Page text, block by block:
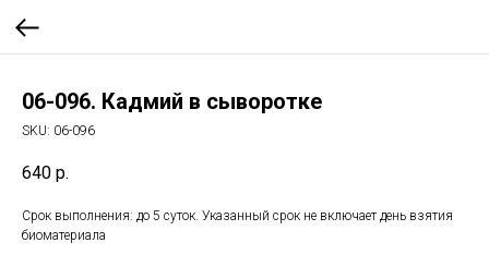
06-096. Кадмий в сыворотке
SKU: 06-096
640 р.
Срок выполнения: до 5 суток. Указанный срок не включает день взятия
биоматериала